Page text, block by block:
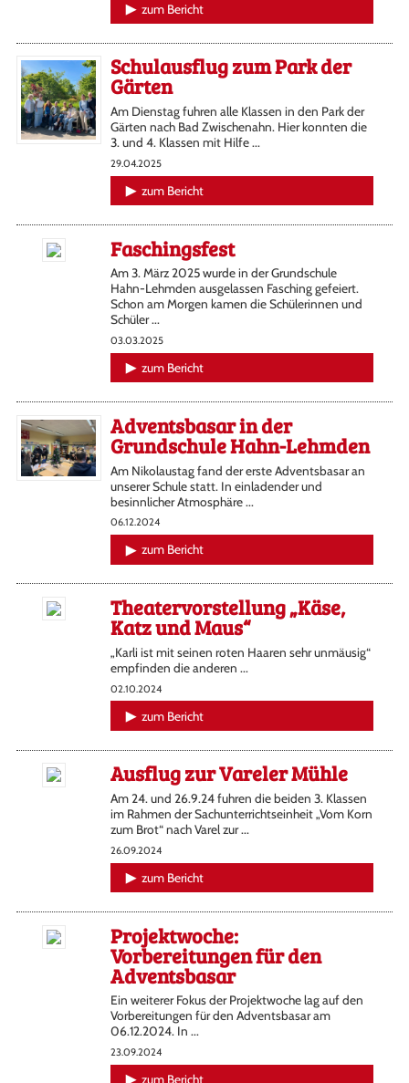
zum Bericht
Schulausflug zum Park der
Gärten
Am Dienstag fuhren alle Klassen in den Park der
Gärten nach Bad Zwischenahn. Hier konnten die
3. und 4. Klassen mit Hilfe ...
29.04.2025
zum Bericht
Faschingsfest
Am 3. März 2025 wurde in der Grundschule
Hahn-Lehmden ausgelassen Fasching gefeiert.
Schon am Morgen kamen die Schülerinnen und
Schüler ...
03.03.2025
zum Bericht
Adventsbasar in der
Grundschule Hahn-Lehmden
Am Nikolaustag fand der erste Adventsbasar an
unserer Schule statt. In einladender und
besinnlicher Atmosphäre ...
06.12.2024
zum Bericht
Theatervorstellung „Käse,
Katz und Maus“
„Karli ist mit seinen roten Haaren sehr unmäusig“
empfinden die anderen ...
02.10.2024
zum Bericht
Ausflug zur Vareler Mühle
Am 24. und 26.9.24 fuhren die beiden 3. Klassen
im Rahmen der Sachunterrichtseinheit „Vom Korn
zum Brot“ nach Varel zur ...
26.09.2024
zum Bericht
Projektwoche:
Vorbereitungen für den
Adventsbasar
Ein weiterer Fokus der Projektwoche lag auf den
Vorbereitungen für den Adventsbasar am
06.12.2024. In ...
23.09.2024
zum Bericht